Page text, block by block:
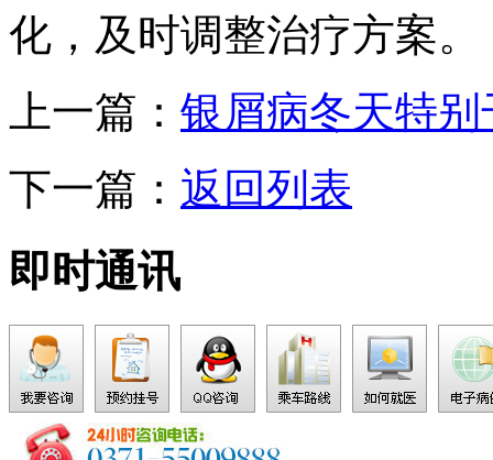
化，及时调整治疗方案。
上一篇： 银屑病冬天特别
下一篇： 返回列表
即时通讯